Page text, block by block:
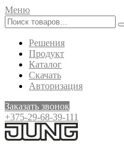
Меню
Решения
Продукт
Каталог
Скачать
Авторизация
Заказать звонок
+375-29-68-39-111